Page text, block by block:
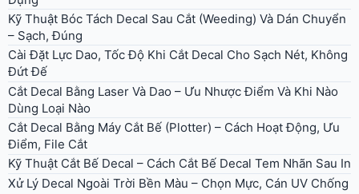
Kỹ Thuật Bóc Tách Decal Sau Cắt (Weeding) Và Dán Chuyển
– Sạch, Đúng
Cài Đặt Lực Dao, Tốc Độ Khi Cắt Decal Cho Sạch Nét, Không
Đứt Đế
Cắt Decal Bằng Laser Và Dao – Ưu Nhược Điểm Và Khi Nào
Dùng Loại Nào
Cắt Decal Bằng Máy Cắt Bế (Plotter) – Cách Hoạt Động, Ưu
Điểm, File Cắt
Kỹ Thuật Cắt Bế Decal – Cách Cắt Bế Decal Tem Nhãn Sau In
Xử Lý Decal Ngoài Trời Bền Màu – Chọn Mực, Cán UV Chống